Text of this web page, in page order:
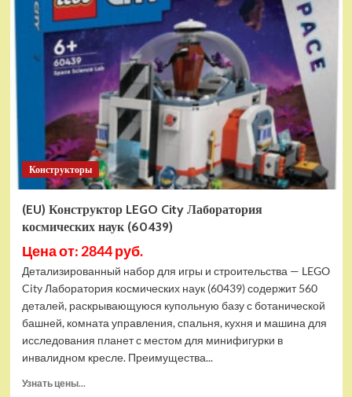
Конструктор
LEGO
Technic
Экскаватор-
погрузчик
(42197)
Конструкторы
(EU) Конструктор LEGO City Лаборатория
космических наук (60439)
Цена от: 2844 руб.
Детализированный набор для игры и строительства — LEGO
City Лаборатория космических наук (60439) содержит 560
деталей, раскрывающуюся купольную базу с ботанической
башней, комната управления, спальня, кухня и машина для
исследования планет с местом для минифигурки в
инвалидном кресле. Преимущества...
Узнать цены...